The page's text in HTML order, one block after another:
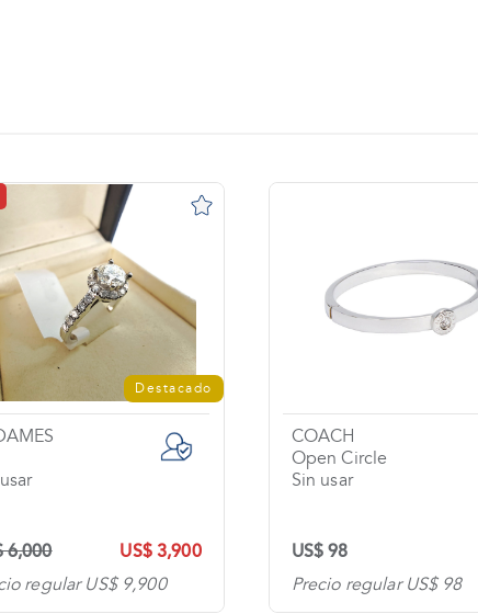
Destacado
6,000 US$ 3,900
regular US$ 9,900
COACH
Open Circle
Sin usar
US$ 98
Precio regular US$ 98